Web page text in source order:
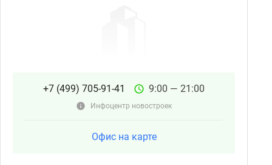
+7 (499) 705-91-41 9:00 — 21:00
Инфоцентр новостроек
Офис на карте